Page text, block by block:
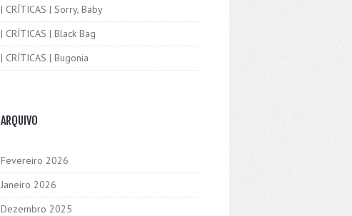
| CRÍTICAS | Sorry, Baby
| CRÍTICAS | Black Bag
| CRÍTICAS | Bugonia
ARQUIVO
Fevereiro 2026
Janeiro 2026
Dezembro 2025